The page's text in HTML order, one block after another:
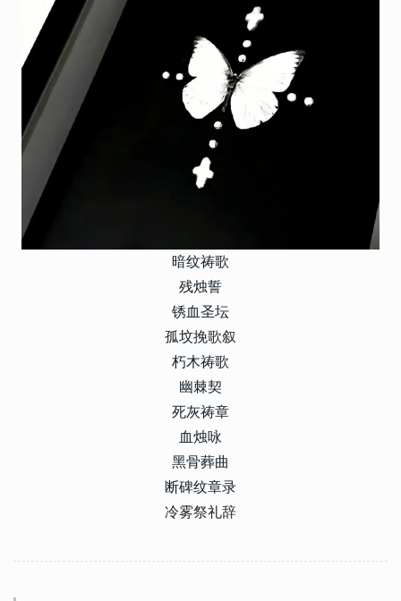
暗纹祷歌
残烛誓
锈血圣坛
孤坟挽歌叙
朽木祷歌
幽棘契
死灰祷章
血烛咏
黑骨葬曲
断碑纹章录
冷雾祭礼辞